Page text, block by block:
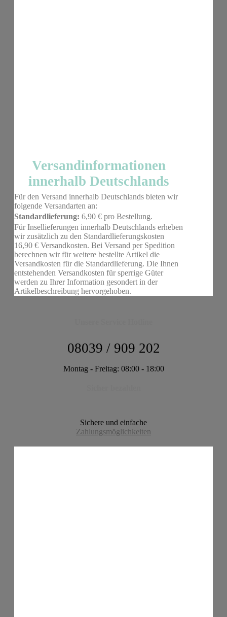
Versandinformationen
innerhalb Deutschlands
Für den Versand innerhalb Deutschlands bieten wir
folgende Versandarten an:
Standardlieferung: 6,90 € pro Bestellung.
Für Insellieferungen innerhalb Deutschlands erheben
wir zusätzlich zu den Standardlieferungskosten
16,90 € Versandkosten. Bei Versand per Spedition
berechnen wir für weitere bestellte Artikel die
Versandkosten für die Standardlieferung. Die Ihnen
entstehenden Versandkosten für sperrige Güter
werden zu Ihrer Information gesondert in der
Artikelbeschreibung hervorgehoben.
08039 / 909 202
Montag - Freitag: 08:00 - 18:00
Sichere und einfache
Zahlungsmöglichkeiten